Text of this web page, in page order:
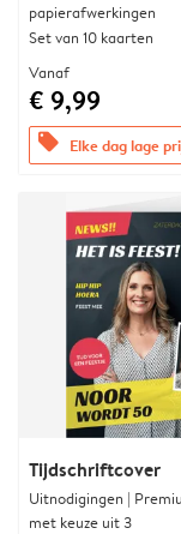
papierafwerkingen
Set van 10 kaarten
Vanaf
€ 9,99
offers Elke dag lage
Tijdschriftcover
Uitnodigingen |
met keuze uit 3